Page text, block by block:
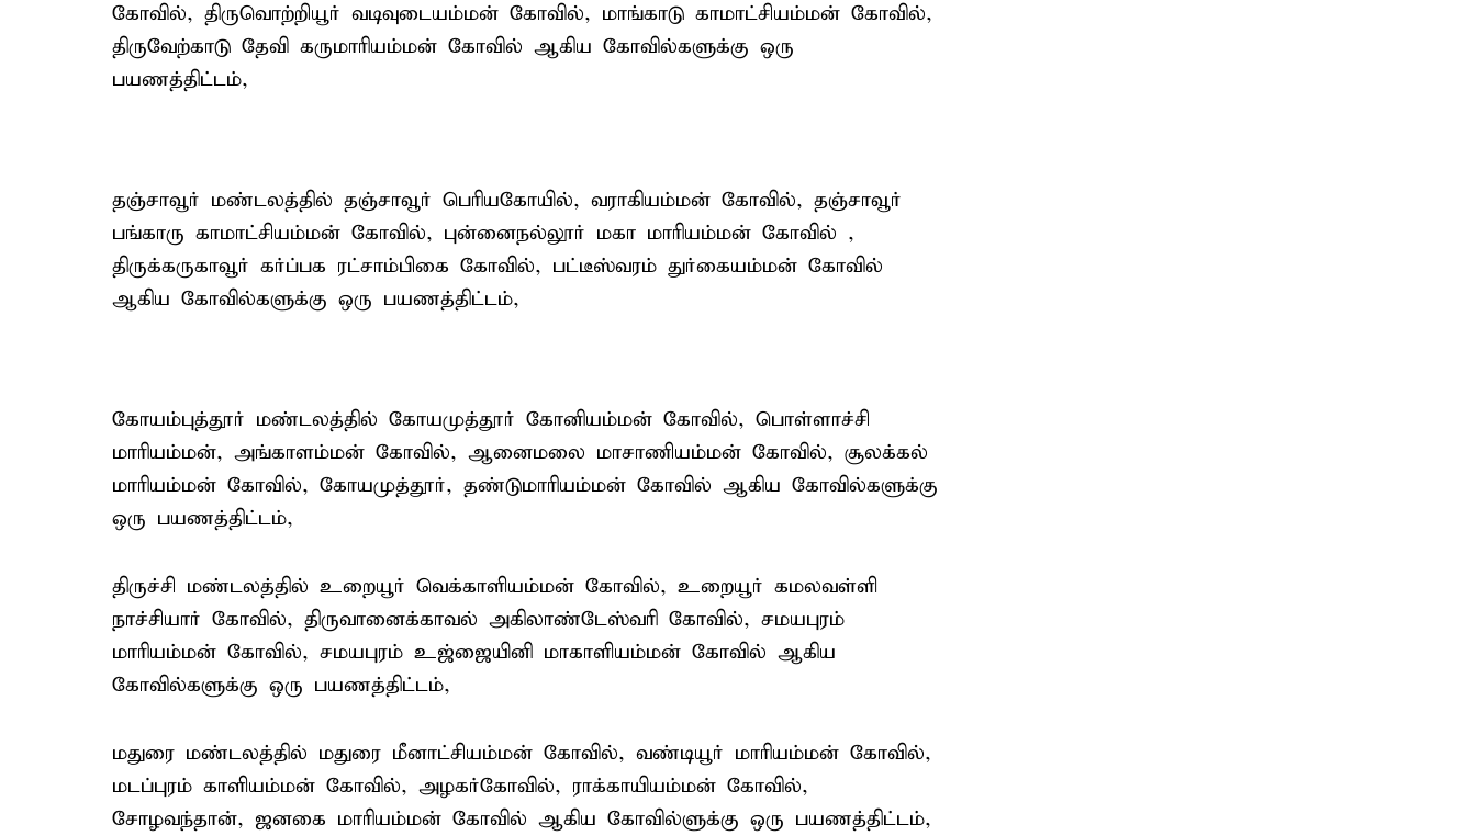
கோவில், திருவொற்றியூர் வடிவுடையம்மன் கோவில், மாங்காடு காமாட்சியம்மன் கோவில்,
திருவேற்காடு தேவி கருமாரியம்மன் கோவில் ஆகிய கோவில்களுக்கு ஒரு
பயணத்திட்டம்,
தஞ்சாவூர் மண்டலத்தில் தஞ்சாவூர் பெரியகோயில், வராகியம்மன் கோவில், தஞ்சாவூர்
பங்காரு காமாட்சியம்மன் கோவில், புன்னைநல்லூர் மகா மாரியம்மன் கோவில் ,
திருக்கருகாவூர் கர்ப்பக ரட்சாம்பிகை கோவில், பட்டீஸ்வரம் துர்கையம்மன் கோவில்
ஆகிய கோவில்களுக்கு ஒரு பயணத்திட்டம்,
கோயம்புத்தூர் மண்டலத்தில் கோயமுத்தூர் கோனியம்மன் கோவில், பொள்ளாச்சி
மாரியம்மன், அங்காளம்மன் கோவில், ஆனைமலை மாசாணியம்மன் கோவில், சூலக்கல்
மாரியம்மன் கோவில், கோயமுத்தூர், தண்டுமாரியம்மன் கோவில் ஆகிய கோவில்களுக்கு
ஒரு பயணத்திட்டம்,
திருச்சி மண்டலத்தில் உறையூர் வெக்காளியம்மன் கோவில், உறையூர் கமலவள்ளி
நாச்சியார் கோவில், திருவானைக்காவல் அகிலாண்டேஸ்வரி கோவில், சமயபுரம்
மாரியம்மன் கோவில், சமயபுரம் உஜ்ஜையினி மாகாளியம்மன் கோவில் ஆகிய
கோவில்களுக்கு ஒரு பயணத்திட்டம்,
மதுரை மண்டலத்தில் மதுரை மீனாட்சியம்மன் கோவில், வண்டியூர் மாரியம்மன் கோவில்,
மடப்புரம் காளியம்மன் கோவில், அழகர்கோவில், ராக்காயியம்மன் கோவில்,
சோழவந்தான், ஜனகை மாரியம்மன் கோவில் ஆகிய கோவில்ளுக்கு ஒரு பயணத்திட்டம்,